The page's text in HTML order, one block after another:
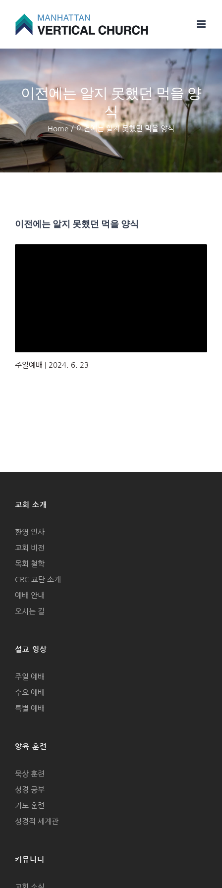
이전에는 알지 못했던 먹을 양
식
Home / 이전에는 알지 못했던 먹을 양식
이전에는 알지 못했던 먹을 양식
주일예배 | 2024. 6. 23
교회 소개
환영 인사
교회 비전
목회 철학
CRC 교단 소개
예배 안내
오시는 길
설교 영상
주일 예배
수요 예배
특별 예배
양육 훈련
묵상 훈련
성경 공부
기도 훈련
성경적 세계관
커뮤니티